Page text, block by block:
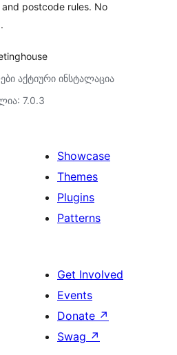
postcode rules. No
აქტიური ინსტალაცია
7.0.3
Showcase
Themes
Plugins
Patterns
Get Involved
Events
Donate ↗
Swag ↗